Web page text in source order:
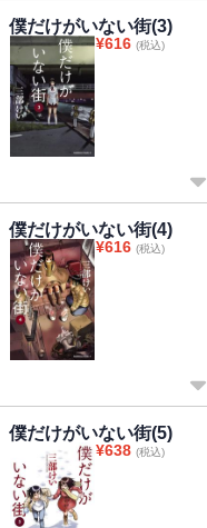
僕だけがいない街(3)
¥616 (税込)
僕だけがいない街(4)
¥616 (税込)
僕だけがいない街(5)
¥638 (税込)